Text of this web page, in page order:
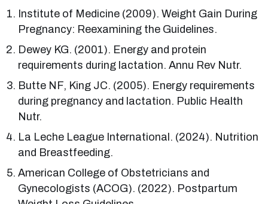
Institute of Medicine (2009). Weight Gain During
Pregnancy: Reexamining the Guidelines.
Dewey KG. (2001). Energy and protein
requirements during lactation. Annu Rev Nutr.
Butte NF, King JC. (2005). Energy requirements
during pregnancy and lactation. Public Health
Nutr.
La Leche League International. (2024). Nutrition
and Breastfeeding.
American College of Obstetricians and
Gynecologists (ACOG). (2022). Postpartum